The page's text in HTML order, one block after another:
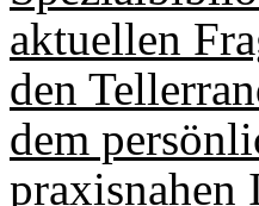
aktuellen
den
dem
praxisnahen